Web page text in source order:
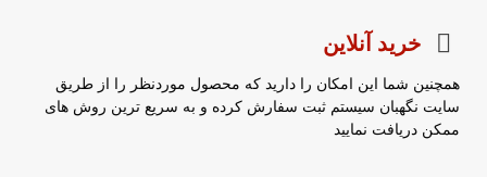
خرید آنلاین
همچنین شما این امکان را دارید که محصول موردنظر را از طریق
سایت نگهبان سیستم ثبت سفارش کرده و به سریع ترین روش های
ممکن دریافت نمایید